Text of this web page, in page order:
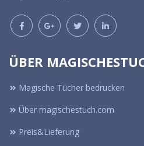
ÜBER
Magische Tücher bedrucken
Über magischestuch.com
Preis&Lieferung